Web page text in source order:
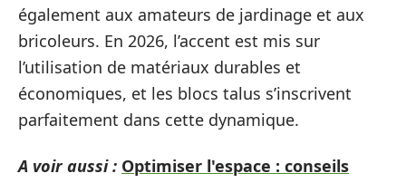
également aux amateurs de jardinage et aux
bricoleurs. En 2026, l’accent est mis sur
l’utilisation de matériaux durables et
économiques, et les blocs talus s’inscrivent
parfaitement dans cette dynamique.
A voir aussi : Optimiser l'espace : conseils